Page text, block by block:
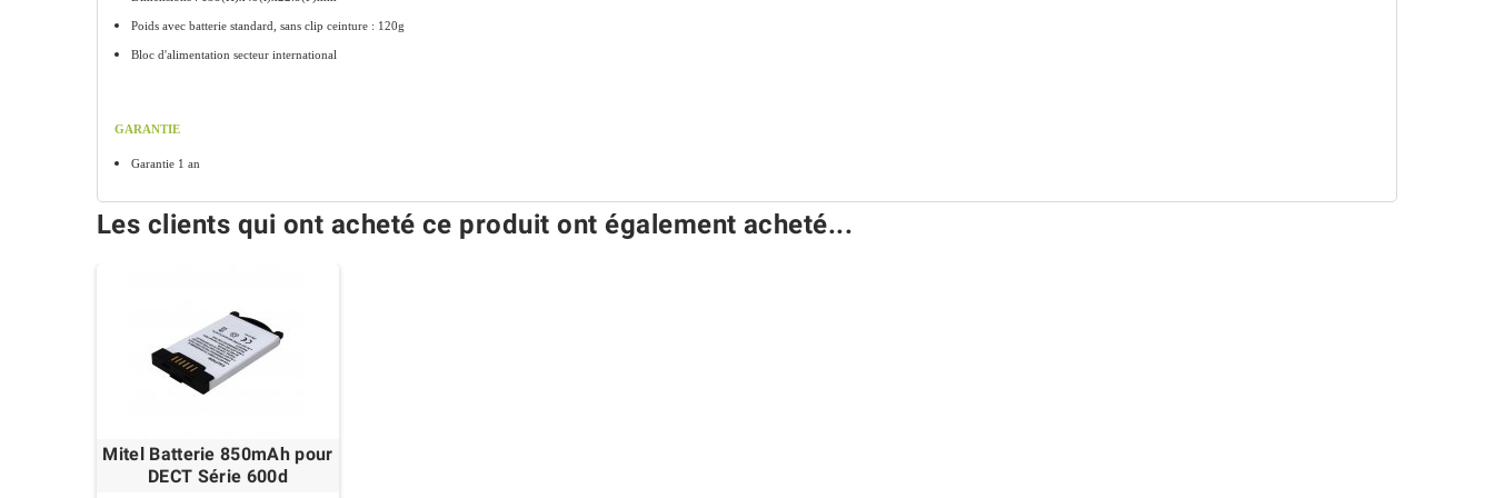
Poids avec batterie standard, sans clip ceinture : 120g
Bloc d'alimentation secteur international
GARANTIE
Garantie 1 an
Les clients qui ont acheté ce produit ont également acheté...
Mitel Batterie 850mAh pour
DECT Série 600d